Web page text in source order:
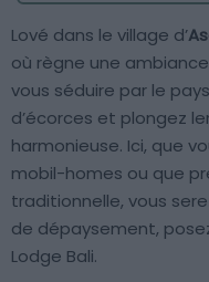
Lové dans le village d’
où règne une
vous séduire par le
d’écorces et plongez
harmonieuse. Ici, que
mobil-homes ou que
traditionnelle, vous
de dépaysement,
Lodge Bali.